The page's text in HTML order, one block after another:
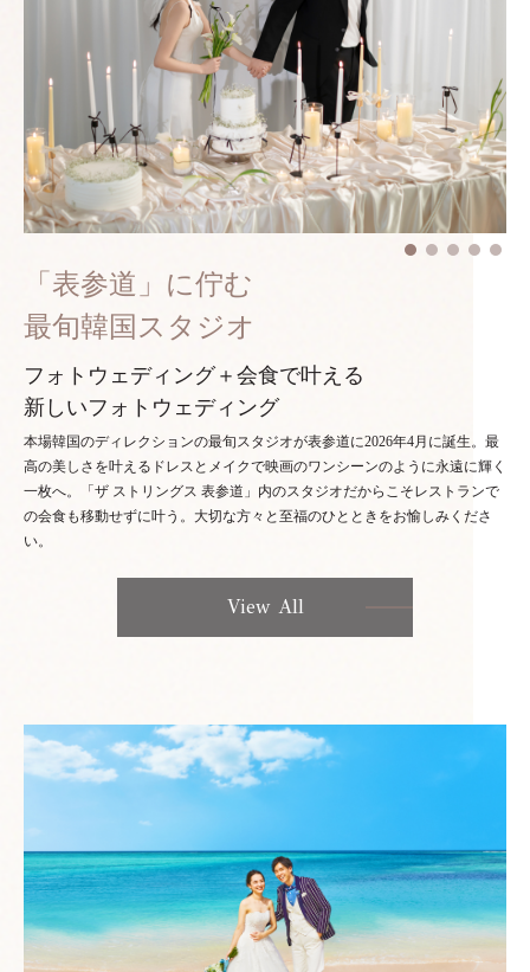
「表参道」に佇む
最旬韓国スタジオ
フォトウェディング＋会食で叶える
新しいフォトウェディング
本場韓国のディレクションの最旬スタジオが表参道に2026年4月に誕生。最
高の美しさを叶えるドレスとメイクで映画のワンシーンのように永遠に輝く
一枚へ。「ザ ストリングス 表参道」内のスタジオだからこそレストランで
の会食も移動せずに叶う。大切な方々と至福のひとときをお愉しみくださ
い。
View All